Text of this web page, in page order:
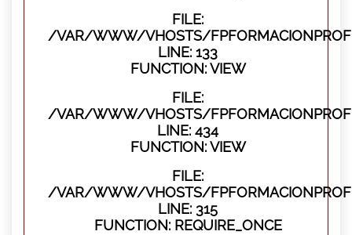
FILE:
/VAR/WWW/VHOSTS/
LINE: 133
FUNCTION: VIEW
FILE:
/VAR/WWW/VHOSTS/
LINE: 434
FUNCTION: VIEW
FILE:
/VAR/WWW/VHOSTS/
LINE: 315
FUNCTION: REQUIRE_ONCE